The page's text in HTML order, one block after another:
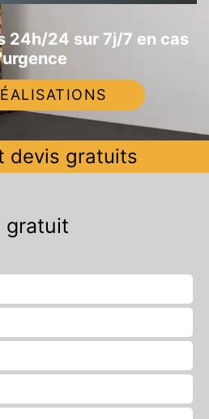
24h/24 sur 7j/7 en cas
devis gratuits
gratuit